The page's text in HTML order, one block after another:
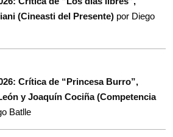
(Cineasti del Presente) por Diego
Crítica de “Princesa Burro”,
y Joaquín Cociña (Competencia
Batlle